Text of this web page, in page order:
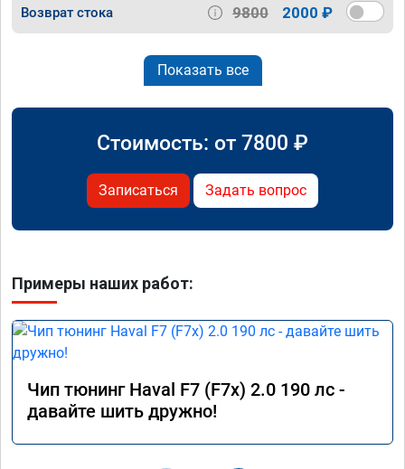
Возврат стока 9800 2000 ₽
Показать все
Стоимость: от 7800 ₽
Записаться Задать вопрос
Примеры наших работ:
Чип тюнинг Haval F7 (F7x) 2.0 190 лс -
давайте шить дружно!